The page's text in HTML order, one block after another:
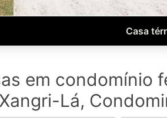
Casa
em condomínio
Lá,